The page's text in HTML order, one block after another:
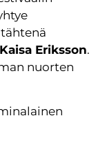
Kaisa Eriksson.
nuorten